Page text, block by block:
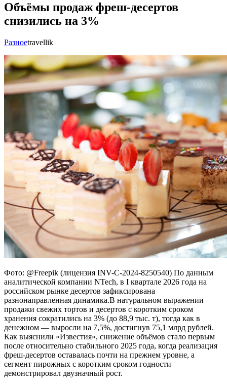
Объёмы продаж фреш‑десертов
снизились на 3%
Разноеtravellik
Фото: @Freepik (лицензия INV-C-2024-8250540) По данным
аналитической компании NTech, в I квартале 2026 года на
российском рынке десертов зафиксирована
разнонаправленная динамика.В натуральном выражении
продажи свежих тортов и десертов с коротким сроком
хранения сократились на 3% (до 88,9 тыс. т), тогда как в
денежном — выросли на 7,5%, достигнув 75,1 млрд рублей.
Как выяснили «Известия», снижение объёмов стало первым
после относительно стабильного 2025 года, когда реализация
фреш‑десертов оставалась почти на прежнем уровне, а
сегмент пирожных с коротким сроком годности
демонстрировал двузначный рост.